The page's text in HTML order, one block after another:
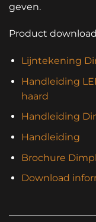
geven.
Product
Lijntekening
Handleiding
haard
Handleiding
Handleiding
Brochure
Download